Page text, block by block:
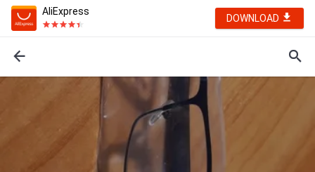
AliExpress
DOWNLOAD